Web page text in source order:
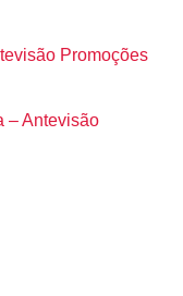
Promoções
– Antevisão